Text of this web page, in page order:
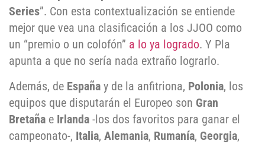
Series”. Con esta contextualización se entiende
mejor que vea una clasificación a los JJOO como
un “premio o un colofón” a lo ya logrado. Y Pla
apunta a que no sería nada extraño lograrlo.
Además, de España y de la anfitriona, Polonia, los
equipos que disputarán el Europeo son Gran
Bretaña e Irlanda -los dos favoritos para ganar el
campeonato-, Italia, Alemania, Rumanía, Georgia,